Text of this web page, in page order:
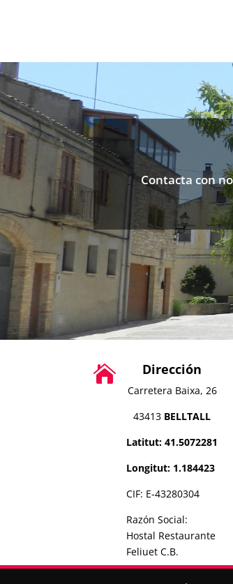
Contacta con
 Dirección
Carretera Baixa, 26
43413 BELLTALL
Latitut: 41.5072281
Longitut: 1.184423
CIF: E-43280304
Razón Social:
Hostal Restaurante
Feliuet C.B.